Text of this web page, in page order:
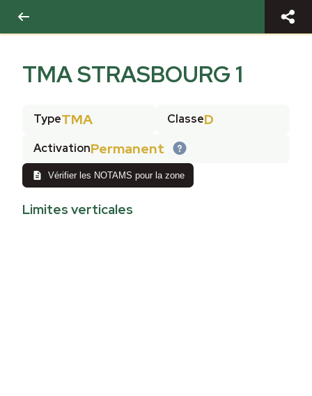
TMA STRASBOURG 1
TypeTMA ClasseD
ActivationPermanent
Vérifier les NOTAMS pour la zone
Limites verticales